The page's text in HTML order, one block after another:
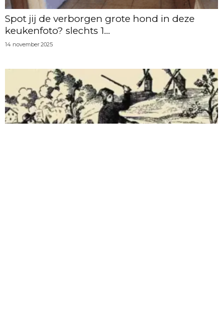
Spot jij de verborgen grote hond in deze
keukenfoto? slechts 1...
14 november 2025